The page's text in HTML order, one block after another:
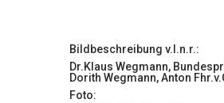
Bildbeschreibung v.l.n.r.:
Dr.Klaus Wegmann,
Dorith Wegmann, Anton
Foto: